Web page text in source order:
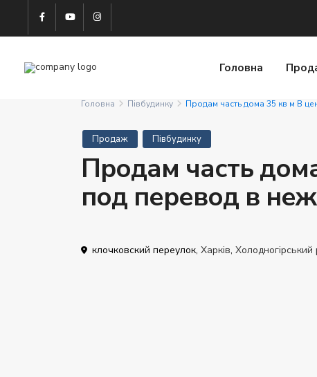
Головна
Головна Півбудинку Продам часть дома 35 кв м В
Продаж Півбудинку
Продам часть
под перевод в
клочковский переулок, Харків, Холодногірський